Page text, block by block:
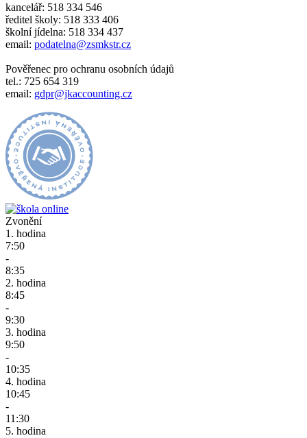
kancelář: 518 334 546
ředitel školy: 518 333 406
školní jídelna: 518 334 437
email: podatelna@zsmkstr.cz
Pověřenec pro ochranu osobních údajů
tel.: 725 654 319
email: gdpr@jkaccounting.cz
Zvonění
1. hodina
7:50
-
8:35
2. hodina
8:45
-
9:30
3. hodina
9:50
-
10:35
4. hodina
10:45
-
11:30
5. hodina